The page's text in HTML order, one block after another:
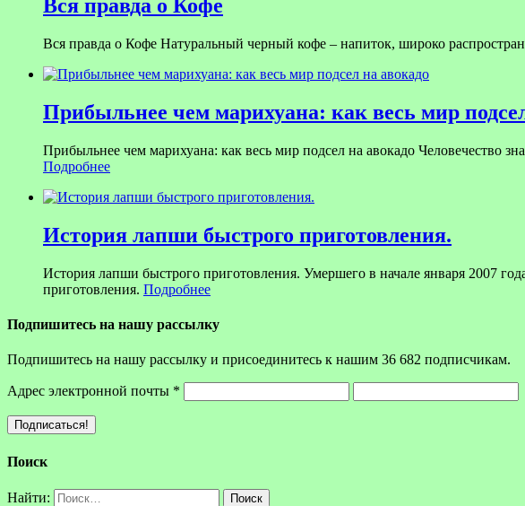
Вся правда о Кофе
Вся правда о Кофе Натуральный черный кофе – напиток, широко
Прибыльнее чем марихуана: как весь мир
Прибыльнее чем марихуана: как весь мир подсел на авокадо Человечество
Подробнее
История лапши быстрого приготовления.
История лапши быстрого приготовления. Умершего в начале января 2007
приготовления. Подробнее
Подпишитесь на нашу рассылку
Подпишитесь на нашу рассылку и присоединитесь к нашим 36 682 подписчикам.
Адрес электронной почты *
Поиск
Найти: